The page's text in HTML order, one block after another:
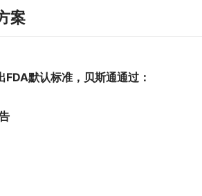
案
默认标准，贝斯通通过：